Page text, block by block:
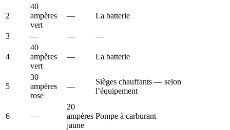
2
40
ampères
vert
— La batterie
3 — — —
4
40
ampères
vert
— La batterie
5
30
ampères
rose
—
Sièges chauffants — selon
l’équipement
6 —
20
ampères
jaune
Pompe à carburant